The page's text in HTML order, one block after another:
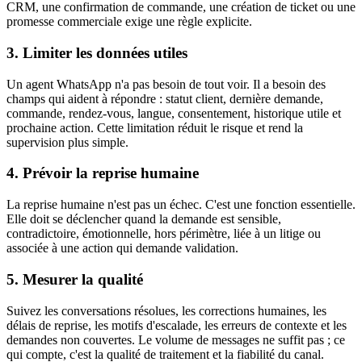
CRM, une confirmation de commande, une création de ticket ou une
promesse commerciale exige une règle explicite.
3. Limiter les données utiles
Un agent WhatsApp n'a pas besoin de tout voir. Il a besoin des
champs qui aident à répondre : statut client, dernière demande,
commande, rendez-vous, langue, consentement, historique utile et
prochaine action. Cette limitation réduit le risque et rend la
supervision plus simple.
4. Prévoir la reprise humaine
La reprise humaine n'est pas un échec. C'est une fonction essentielle.
Elle doit se déclencher quand la demande est sensible,
contradictoire, émotionnelle, hors périmètre, liée à un litige ou
associée à une action qui demande validation.
5. Mesurer la qualité
Suivez les conversations résolues, les corrections humaines, les
délais de reprise, les motifs d'escalade, les erreurs de contexte et les
demandes non couvertes. Le volume de messages ne suffit pas ; ce
qui compte, c'est la qualité de traitement et la fiabilité du canal.